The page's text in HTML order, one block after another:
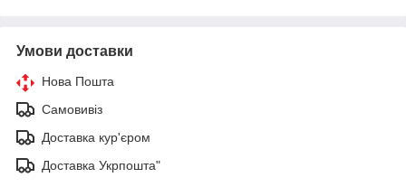
Умови доставки
Нова Пошта
Самовивіз
Доставка кур'єром
Доставка Укрпошта"